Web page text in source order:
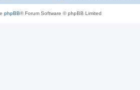
phpBB® Forum Software © phpBB Limited